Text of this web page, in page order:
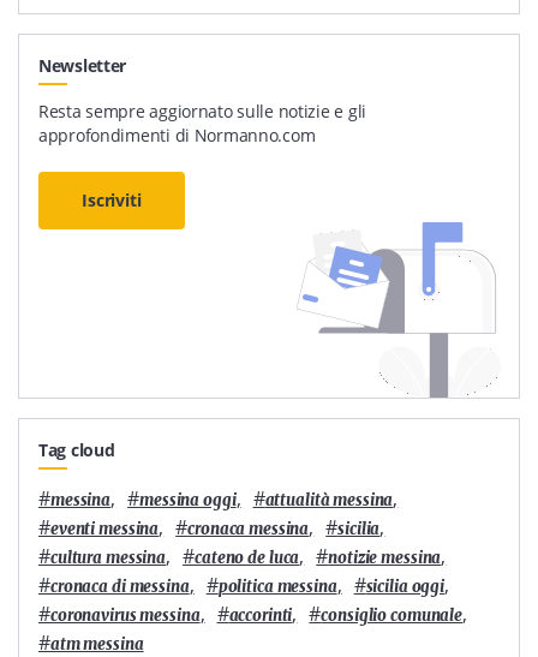
Newsletter
Resta sempre aggiornato sulle notizie e gli
approfondimenti di Normanno.com
Iscriviti
Tag cloud
#messina, #messina oggi, #attualità messina,
#eventi messina, #cronaca messina, #sicilia,
#cultura messina, #cateno de luca, #notizie messina,
#cronaca di messina, #politica messina, #sicilia oggi,
#coronavirus messina, #accorinti, #consiglio comunale,
#atm messina